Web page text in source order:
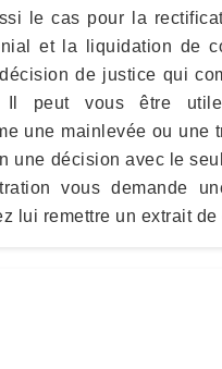
le cas pour la
et la liquidation de
de justice qui
Il peut vous être
une mainlevée ou une
une décision avec le
vous demande
lui remettre un extrait